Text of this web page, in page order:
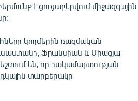
է ցուցաբերվում միջազգային
կողմերին ռազմական
Ֆրանսիան և Միացյալ
են, որ հակամարտության
տարբերակը